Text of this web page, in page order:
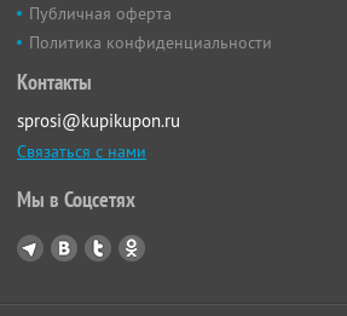
Публичная оферта
Политика конфиденциальности
Контакты
sprosi@kupikupon.ru
Связаться с нами
Мы в Соцсетях